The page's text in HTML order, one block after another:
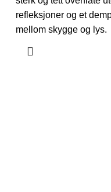
refleksjoner og et
mellom skygge og lys.